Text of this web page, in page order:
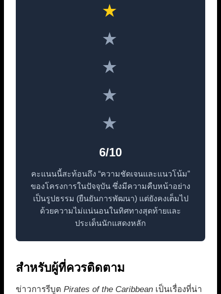
★
★
★
★
★
6/10
คะแนนนี้สะท้อนถึง “ความชัดเจนและแนวโน้ม”
ของโครงการในปัจจุบัน ซึ่งมีความคืบหน้าอย่าง
เป็นรูปธรรม (ยืนยันการพัฒนา) แต่ยังคงเต็มไป
ด้วยความไม่แน่นอนในทิศทางสุดท้ายและ
ประเด็นนักแสดงหลัก
สำหรับผู้ที่ควรติดตาม
ข่าวการรีบูต Pirates of the Caribbean เป็นเรื่องที่น่า